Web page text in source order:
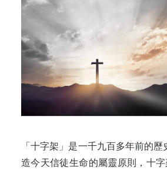
「十字架」是一千九百多年前的
造今天信徒生命的屬靈原則，十